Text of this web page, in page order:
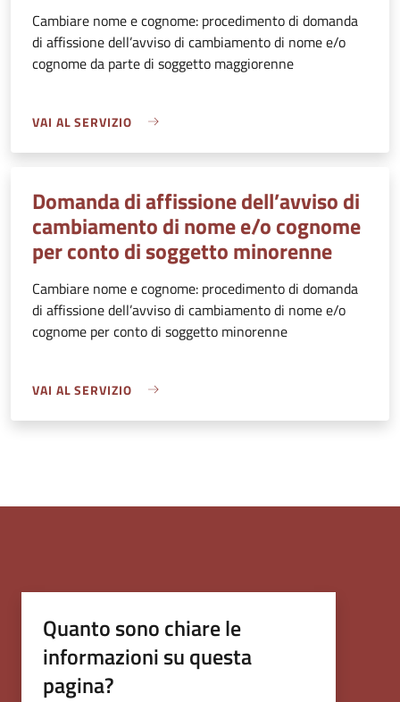
Cambiare nome e cognome: procedimento di domanda
di affissione dell’avviso di cambiamento di nome e/o
cognome da parte di soggetto maggiorenne
VAI AL SERVIZIO
Domanda di affissione dell’avviso di
cambiamento di nome e/o cognome
per conto di soggetto minorenne
Cambiare nome e cognome: procedimento di domanda
di affissione dell’avviso di cambiamento di nome e/o
cognome per conto di soggetto minorenne
VAI AL SERVIZIO
Quanto sono chiare le
informazioni su questa
pagina?